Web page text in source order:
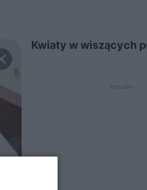
Kwiaty w wiszących